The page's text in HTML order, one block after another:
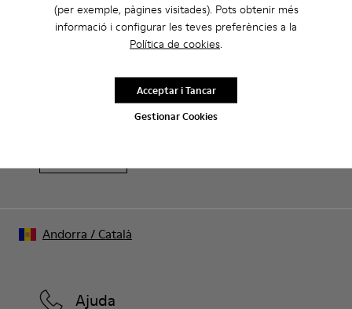
(per exemple, pàgines visitades). Pots obtenir més
informació i configurar les teves preferències a la
Política de cookies.
Gestionar Cookies
Acceptar i Tancar
Rebaixes: Aconsegueix un 10% de
Això mateix. Com a membre de la comunitat podràs gaudir
d’avantatges exclusius com descomptes, accés anticipat,
invitacions a esdeveniments i molt més.
Ajuda
Andorra / Català